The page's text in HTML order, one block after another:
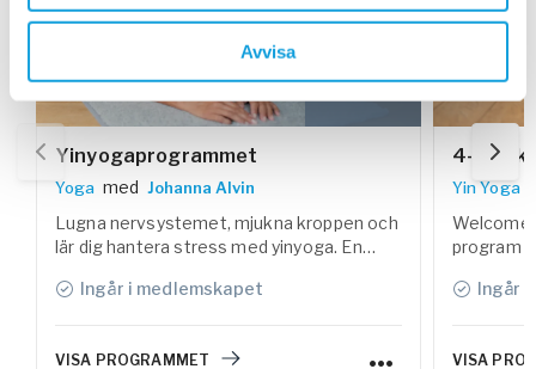
Avvisa
Yinyogaprogrammet
Yoga med Johanna Alvin
Lugna nervsystemet, mjukna kroppen och
lär dig hantera stress med yinyoga. En
komplement till annan yoga och träning.
Ingår i medlemskapet
VISA PROGRAMMET
4-Week
Yin Yoga
Welcome
program
calm in
Ingår i
VISA